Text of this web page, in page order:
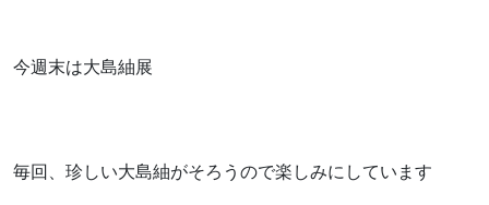
今週末は大島紬展
毎回、珍しい大島紬がそろうので楽しみにしています